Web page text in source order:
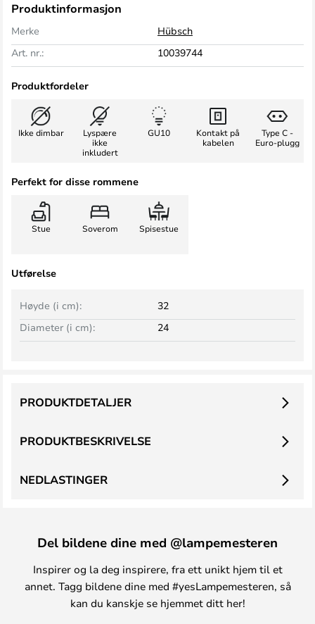
Produktinformasjon
Merke
Hübsch
Art. nr.:
10039744
Produktfordeler
Ikke dimbar
Lyspære
ikke
inkludert
GU10
Kontakt på
kabelen
Type C -
Euro-plugg
Perfekt for disse rommene
Stue Soverom Spisestue
Utførelse
Høyde (i cm):
32
Diameter (i cm):
24
PRODUKTBESKRIVELSE
PRODUKTDETALJER
NEDLASTINGER
Del bildene dine med @lampemesteren
Inspirer og la deg inspirere, fra ett unikt hjem til et
annet. Tagg bildene dine med #yesLampemesteren, så
kan du kanskje se hjemmet ditt her!